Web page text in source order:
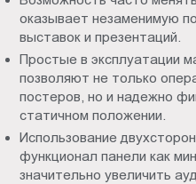
оказывает незаменимую
выставок и презентаций.
Простые в эксплуатации
позволяют не только
постеров, но и надежно
статичном положении.
Использование
функционал панели как
значительно увеличить